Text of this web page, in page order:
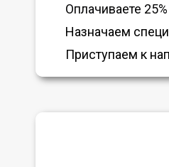
Оплачиваете
Назначаем
Приступаем к